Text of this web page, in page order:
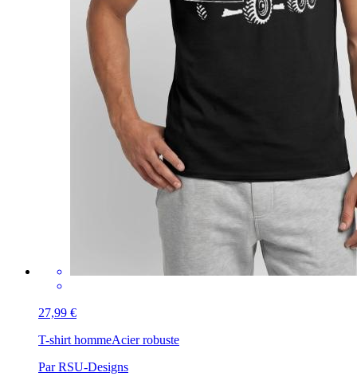
27,99 €
T-shirt hommeAcier robuste
Par RSU-Designs